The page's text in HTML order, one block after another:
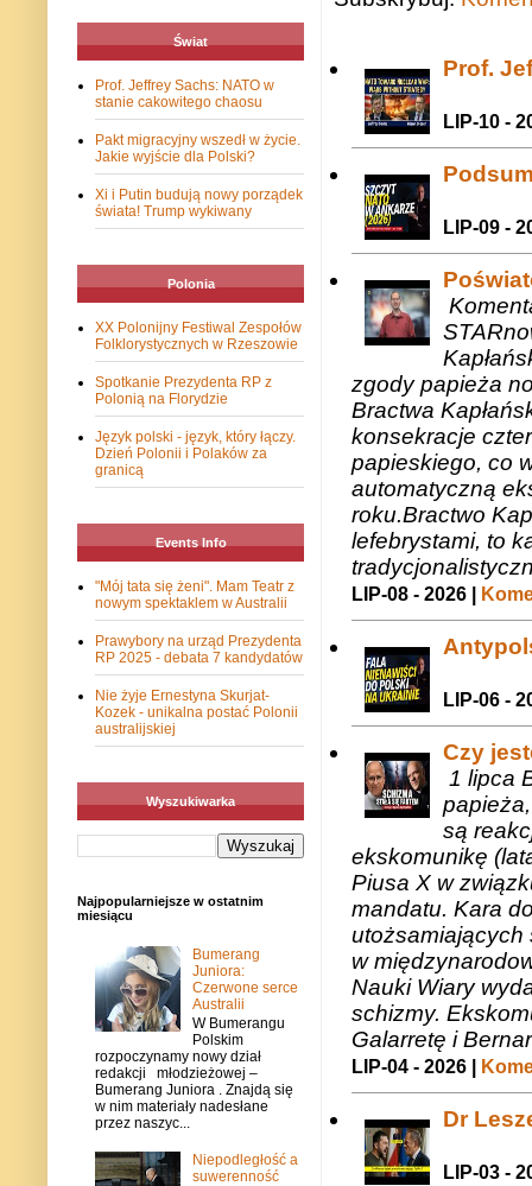
Prof.
LIP-10 -
LIP-09 -
zgody papieża
Bractwa
konsekracje
papieskiego, co
automatyczną
roku.Bractwo
lefebrystami, to
LIP-08 - 2026 |
LIP-06 -
Czy
1 lipca
są
ekskomunikę
Piusa X w
mandatu. Kara
utożsamiających
w
Nauki Wiary
schizmy.
Galarretę i
LIP-04 - 2026 |
Dr
LIP-03 -
Świat
Prof. Jeffrey Sachs: NATO w
stanie cakowitego chaosu
Pakt migracyjny wszedł w życie.
Jakie wyjście dla Polski?
Xi i Putin budują nowy porządek
świata! Trump wykiwany
Polonia
XX Polonijny Festiwal Zespołów
Folklorystycznych w Rzeszowie
Spotkanie Prezydenta RP z
Polonią na Florydzie
Język polski - język, który łączy.
Dzień Polonii i Polaków za
granicą
Events Info
"Mój tata się żeni". Mam Teatr z
nowym spektaklem w Australii
Prawybory na urząd Prezydenta
RP 2025 - debata 7 kandydatów
Nie żyje Ernestyna Skurjat-
Kozek - unikalna postać Polonii
australijskiej
Wyszukiwarka
Najpopularniejsze w ostatnim
miesiącu
Bumerang
Juniora:
Czerwone serce
Australii
W Bumerangu
Polskim
rozpoczynamy nowy dział
redakcji młodzieżowej –
Bumerang Juniora . Znajdą się
w nim materiały nadesłane
przez naszyc...
Niepodległość a
suwerenność